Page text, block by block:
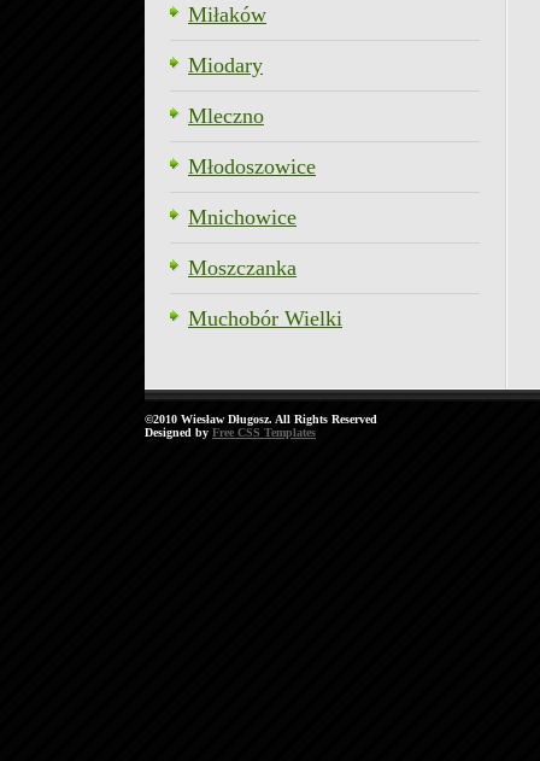
Miłaków
Miodary
Mleczno
Młodoszowice
Mnichowice
Moszczanka
Muchobór Wielki
©2010 Wiesław Długosz. All Rights Reserved
Designed by Free CSS Templates